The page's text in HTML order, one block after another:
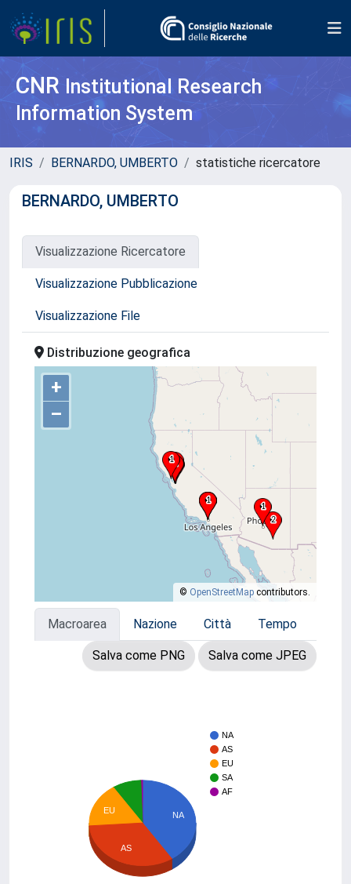
CNR Institutional Research
Information System
IRIS BERNARDO, UMBERTO statistiche ricercatore
BERNARDO, UMBERTO
Visualizzazione Ricercatore
Visualizzazione Pubblicazione
Visualizzazione File
Distribuzione geografica
+
–
© OpenStreetMap contributors.
Macroarea Nazione Città Tempo
Salva come PNG Salva come JPEG
NA
AS
EU
SA
AF
NA
EU
AS